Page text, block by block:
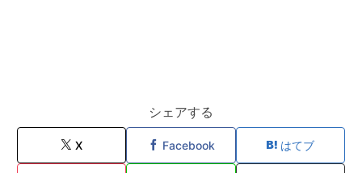
シェアする
X Facebook はてブ